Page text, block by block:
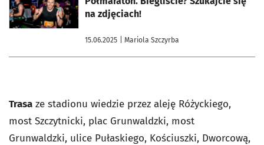
na zdjęciach!
15.06.2025 | Mariola Szczyrba
Trasa ze stadionu wiedzie przez aleję Różyckiego,
most Szczytnicki, plac Grunwaldzki, most
Grunwaldzki, ulice Pułaskiego, Kościuszki, Dworcową,